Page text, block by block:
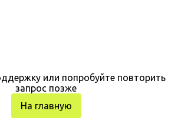
или попробуйте повторить
запрос позже
На главную